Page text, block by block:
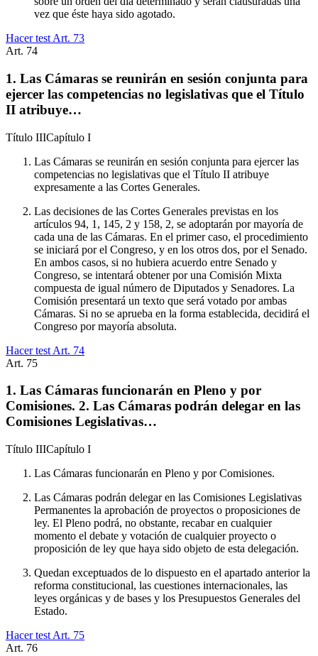
vez que éste haya sido agotado.
Hacer test Art. 73
Art. 74
1. Las Cámaras se reunirán en sesión conjunta para
ejercer las competencias no legislativas que el Título
II atribuye…
Título IIICapítulo I
Las Cámaras se reunirán en sesión conjunta para ejercer las
competencias no legislativas que el Título II atribuye
expresamente a las Cortes Generales.
Las decisiones de las Cortes Generales previstas en los
artículos 94, 1, 145, 2 y 158, 2, se adoptarán por mayoría de
cada una de las Cámaras. En el primer caso, el procedimiento
se iniciará por el Congreso, y en los otros dos, por el Senado.
En ambos casos, si no hubiera acuerdo entre Senado y
Congreso, se intentará obtener por una Comisión Mixta
compuesta de igual número de Diputados y Senadores. La
Comisión presentará un texto que será votado por ambas
Cámaras. Si no se aprueba en la forma establecida, decidirá el
Congreso por mayoría absoluta.
Hacer test Art. 74
Art. 75
1. Las Cámaras funcionarán en Pleno y por
Comisiones. 2. Las Cámaras podrán delegar en las
Comisiones Legislativas…
Título IIICapítulo I
Las Cámaras funcionarán en Pleno y por Comisiones.
Las Cámaras podrán delegar en las Comisiones Legislativas
Permanentes la aprobación de proyectos o proposiciones de
ley. El Pleno podrá, no obstante, recabar en cualquier
momento el debate y votación de cualquier proyecto o
proposición de ley que haya sido objeto de esta delegación.
Quedan exceptuados de lo dispuesto en el apartado anterior la
reforma constitucional, las cuestiones internacionales, las
leyes orgánicas y de bases y los Presupuestos Generales del
Estado.
Hacer test Art. 75
Art. 76